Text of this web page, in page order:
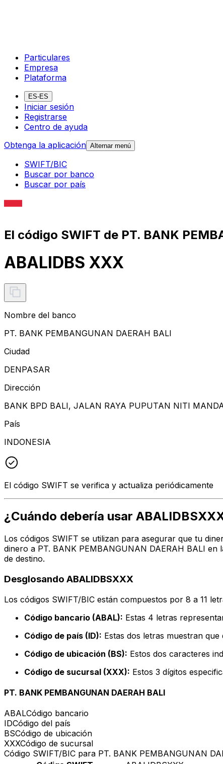
Particulares
Empresa
Plataforma
ES-ES
Iniciar sesión
Registrarse
Centro de ayuda
Obtenga la aplicación Alternar menú
SWIFT/BIC
Buscar por banco
Buscar por país
El código SWIFT de PT. BANK
ABALIDBS XXX
Nombre del banco
PT. BANK PEMBANGUNAN DAERAH BALI
Ciudad
DENPASAR
Dirección
BANK BPD BALI, JALAN RAYA PUPUTAN NITI
País
INDONESIA
El código SWIFT se verifica y actualiza periódicamente
¿Cuándo debería usar
Los códigos SWIFT se utilizan para asegurar que tu
dinero a PT. BANK PEMBANGUNAN DAERAH BALI
de destino.
Desglosando ABALIDBSXXX
Los códigos SWIFT/BIC están compuestos por 8 a 11
Código bancario (ABAL): Estas 4 letras
Código de país (ID): Estas dos letras muestran
Código de ubicación (BS): Estos dos caracteres
Código de sucursal (XXX): Estos 3 dígitos
PT. BANK PEMBANGUNAN DAERAH BALI
ABALCódigo bancario
IDCódigo del país
BSCódigo de ubicación
XXXCódigo de sucursal
Código SWIFT/BIC para PT. BANK PEMBANGUNAN